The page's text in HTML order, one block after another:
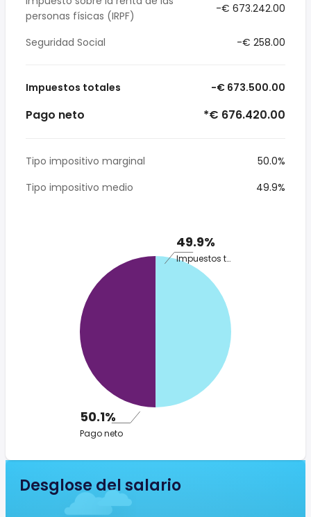
personas físicas (IRPF)
-€ 673.242.00
Seguridad Social -€ 258.00
Impuestos totales -€ 673.500.00
Pago neto *€ 676.420.00
Tipo impositivo marginal
50.0%
Tipo impositivo medio
49.9%
49.9%
Impuestos totales
50.1%
Pago neto
Desglose del salario